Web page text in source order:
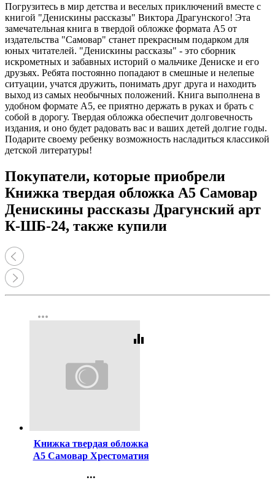
Погрузитесь в мир детства и веселых приключений вместе с
книгой "Денискины рассказы" Виктора Драгунского! Эта
замечательная книга в твердой обложке формата А5 от
издательства "Самовар" станет прекрасным подарком для
юных читателей. "Денискины рассказы" - это сборник
искрометных и забавных историй о мальчике Дениске и его
друзьях. Ребята постоянно попадают в смешные и нелепые
ситуации, учатся дружить, понимать друг друга и находить
выход из самых необычных положений. Книга выполнена в
удобном формате А5, ее приятно держать в руках и брать с
собой в дорогу. Твердая обложка обеспечит долговечность
издания, и оно будет радовать вас и ваших детей долгие годы.
Подарите своему ребенку возможность насладиться классикой
детской литературы!
Покупатели, которые приобрели
Книжка твердая обложка А5 Самовар
Денискины рассказы Драгунский арт
К-ШБ-24, также купили
more_horiz
equalizer
Книжка твердая обложка
А5 Самовар Хрестоматия
...